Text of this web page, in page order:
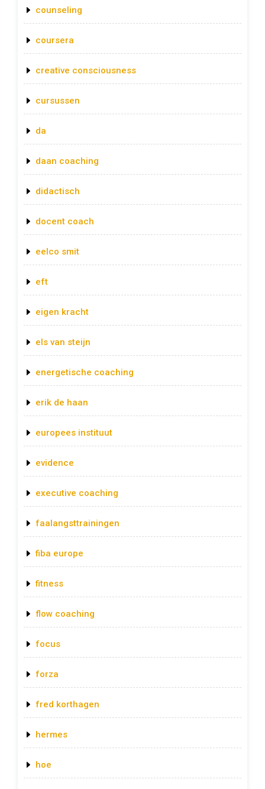
counseling
coursera
creative consciousness
cursussen
da
daan coaching
didactisch
docent coach
eelco smit
eft
eigen kracht
els van steijn
energetische coaching
erik de haan
europees instituut
evidence
executive coaching
faalangsttrainingen
fiba europe
fitness
flow coaching
focus
forza
fred korthagen
hermes
hoe